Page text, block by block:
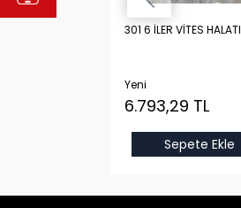
301 6 İLER VİTES HALATI
Yeni
6.793,29 TL
Sepete Ekle